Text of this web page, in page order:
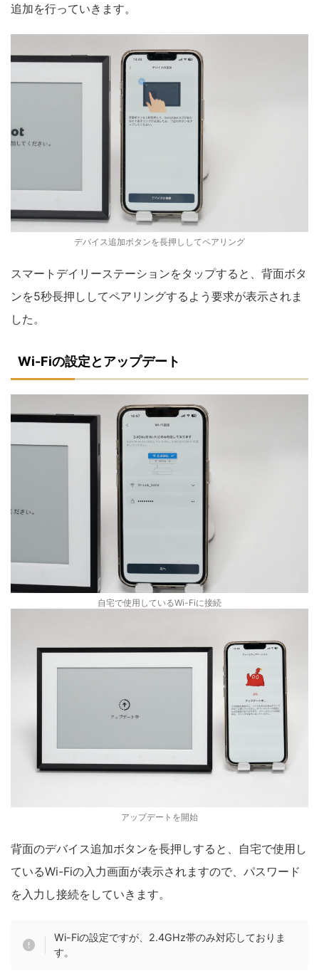
追加を行っていきます。
デバイス追加ボタンを長押ししてペアリング
スマートデイリーステーションをタップすると、背面ボタ
ンを5秒長押ししてペアリングするよう要求が表示されま
した。
Wi-Fiの設定とアップデート
自宅で使用しているWi-Fiに接続
アップデートを開始
背面のデバイス追加ボタンを長押しすると、自宅で使用し
ているWi-Fiの入力画面が表示されますので、パスワード
を入力し接続をしていきます。
Wi-Fiの設定ですが、2.4GHz帯のみ対応しておりま
す。